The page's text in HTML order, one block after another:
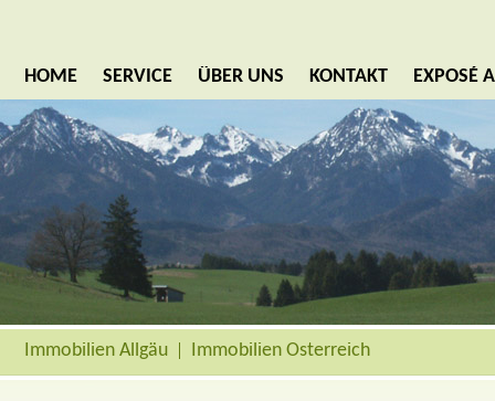
HOME SERVICE ÜBER UNS KONTAKT EXPOSÉ
Immobilien Allgäu Immobilien Österreich